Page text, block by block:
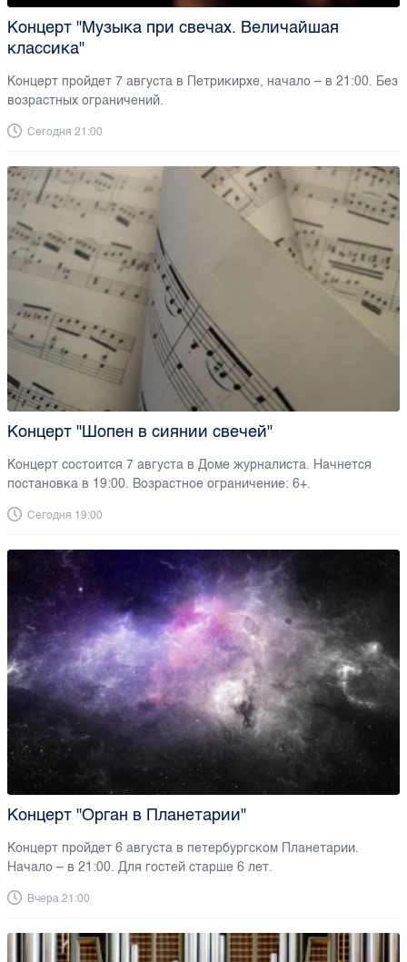
Концерт "Музыка при свечах. Величайшая
классика"
Концерт пройдет 7 августа в Петрикирхе, начало – в 21:00. Без
возрастных ограничений.
Сегодня 21:00
Концерт "Шопен в сиянии свечей"
Концерт состоится 7 августа в Доме журналиста. Начнется
постановка в 19:00. Возрастное ограничение: 6+.
Сегодня 19:00
Концерт "Орган в Планетарии"
Концерт пройдет 6 августа в петербургском Планетарии.
Начало – в 21:00. Для гостей старше 6 лет.
Вчера 21:00